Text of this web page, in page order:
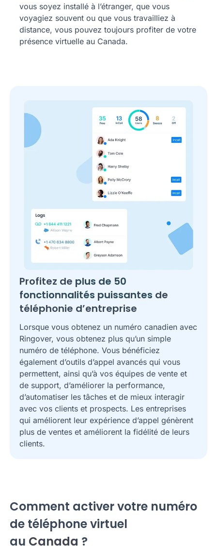
vous soyez installé à l’étranger, que vous
voyagiez souvent ou que vous travailliez à
distance, vous pouvez toujours profiter de votre
présence virtuelle au Canada.
Profitez de plus de 50
fonctionnalités puissantes de
téléphonie d’entreprise
Lorsque vous obtenez un numéro canadien avec
Ringover, vous obtenez plus qu’un simple
numéro de téléphone. Vous bénéficiez
également d’outils d’appel avancés qui vous
permettent, ainsi qu’à vos équipes de vente et
de support, d’améliorer la performance,
d’automatiser les tâches et de mieux interagir
avec vos clients et prospects. Les entreprises
qui améliorent leur expérience d’appel génèrent
plus de ventes et améliorent la fidélité de leurs
clients.
Comment activer votre numéro
de téléphone virtuel
au Canada ?